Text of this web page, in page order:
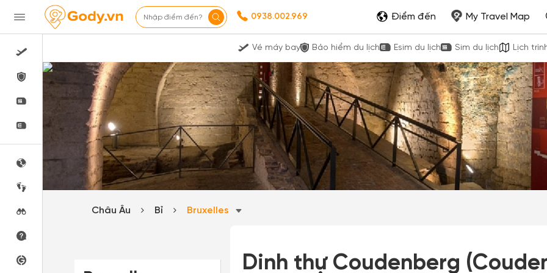
Nhập điểm đến? 0938.002.969 Điểm đến My Travel Map
Vé máy bay Bảo hiểm du lịch Esim du lịch Sim du lịch Lịch
Châu Âu Bỉ Bruxelles
Dinh thự Coudenberg